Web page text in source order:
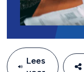
Lees